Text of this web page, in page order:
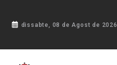
dissabte, 08 de Agost de 2026